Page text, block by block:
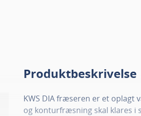
Produktbeskrivelse
KWS DIA fræseren er et oplagt
og konturfræsning skal klares i